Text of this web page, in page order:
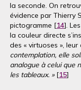
la seconde. On
évidence par Thierry
pictogramme [14].
la couleur directe
des « virtuoses », leur
contemplation, elle
analogue à celui que
les tableaux. »[15]